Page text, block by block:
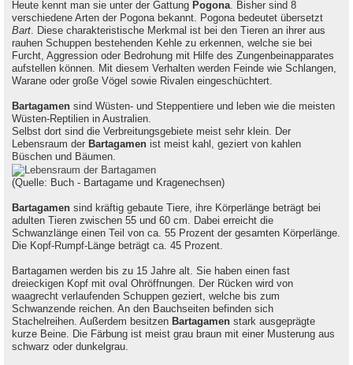
Heute kennt man sie unter der Gattung Pogona. Bisher sind 8
verschiedene Arten der Pogona bekannt. Pogona bedeutet übersetzt
Bart. Diese charakteristische Merkmal ist bei den Tieren an ihrer aus
rauhen Schuppen bestehenden Kehle zu erkennen, welche sie bei
Furcht, Aggression oder Bedrohung mit Hilfe des Zungenbeinapparates
aufstellen können. Mit diesem Verhalten werden Feinde wie Schlangen,
Warane oder große Vögel sowie Rivalen eingeschüchtert.
Bartagamen sind Wüsten- und Steppentiere und leben wie die meisten
Wüsten-Reptilien in Australien.
Selbst dort sind die Verbreitungsgebiete meist sehr klein. Der
Lebensraum der Bartagamen ist meist kahl, geziert von kahlen
Büschen und Bäumen.
(Quelle: Buch - Bartagame und Kragenechsen)
Bartagamen sind kräftig gebaute Tiere, ihre Körperlänge beträgt bei
adulten Tieren zwischen 55 und 60 cm. Dabei erreicht die
Schwanzlänge einen Teil von ca. 55 Prozent der gesamten Körperlänge.
Die Kopf-Rumpf-Länge beträgt ca. 45 Prozent.
Bartagamen werden bis zu 15 Jahre alt. Sie haben einen fast
dreieckigen Kopf mit oval Ohröffnungen. Der Rücken wird von
waagrecht verlaufenden Schuppen geziert, welche bis zum
Schwanzende reichen. An den Bauchseiten befinden sich
Stachelreihen. Außerdem besitzen Bartagamen stark ausgeprägte
kurze Beine. Die Färbung ist meist grau braun mit einer Musterung aus
schwarz oder dunkelgrau.